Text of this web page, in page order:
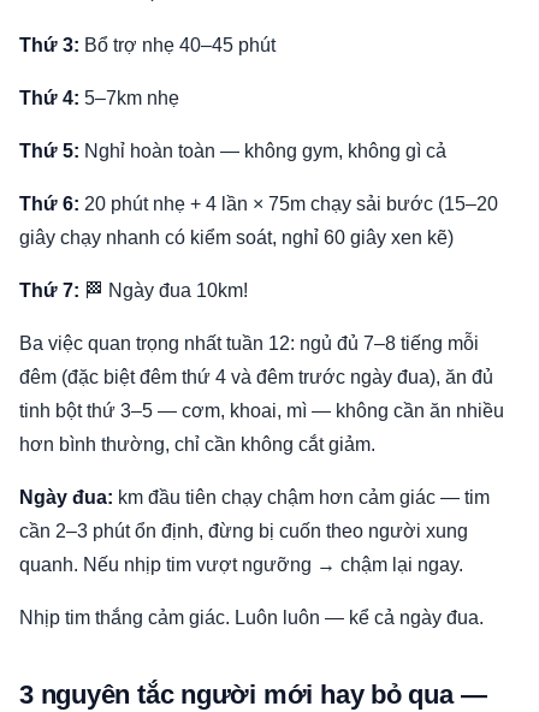
Thứ 3: Bổ trợ nhẹ 40–45 phút
Thứ 4: 5–7km nhẹ
Thứ 5: Nghỉ hoàn toàn — không gym, không gì cả
Thứ 6: 20 phút nhẹ + 4 lần × 75m chạy sải bước (15–20
giây chạy nhanh có kiểm soát, nghỉ 60 giây xen kẽ)
Thứ 7: 🏁 Ngày đua 10km!
Ba việc quan trọng nhất tuần 12: ngủ đủ 7–8 tiếng mỗi
đêm (đặc biệt đêm thứ 4 và đêm trước ngày đua), ăn đủ
tinh bột thứ 3–5 — cơm, khoai, mì — không cần ăn nhiều
hơn bình thường, chỉ cần không cắt giảm.
Ngày đua: km đầu tiên chạy chậm hơn cảm giác — tim
cần 2–3 phút ổn định, đừng bị cuốn theo người xung
quanh. Nếu nhịp tim vượt ngưỡng → chậm lại ngay.
Nhịp tim thắng cảm giác. Luôn luôn — kể cả ngày đua.
3 nguyên tắc người mới hay bỏ qua —